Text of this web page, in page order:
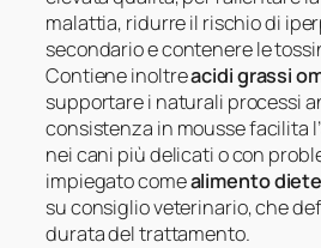
malattia, ridurre il rischio di
secondario e contenere le
Contiene inoltreacidi grassi
supportare i naturali processi
consistenza in mousse facilita
nei cani più delicati o con
impiegato comealimento
su consiglio veterinario, che
durata del trattamento.